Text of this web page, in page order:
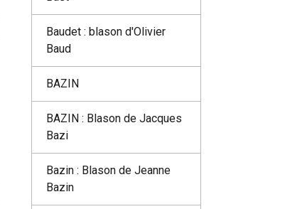
Baudet : blason d'Olivier
Baud
BAZIN
BAZIN : Blason de Jacques
Bazi
Bazin : Blason de Jeanne
Bazin